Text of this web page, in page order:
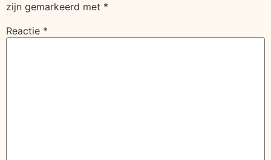
zijn gemarkeerd met *
Reactie *